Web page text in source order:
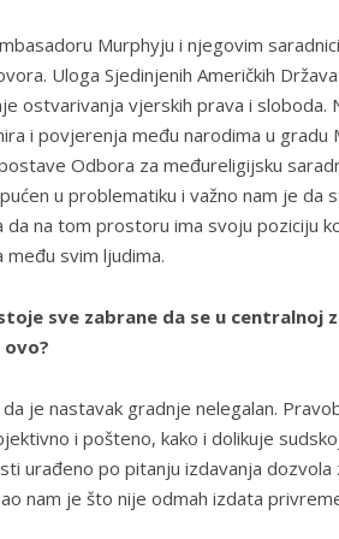
Murphyju i njegovim
Uloga Sjedinjenih Američkih
ostvarivanja vjerskih prava i sloboda.
i povjerenja među narodima u gradu
Odbora za međureligijsku
u problematiku i važno nam je da
na tom prostoru ima svoju poziciju
svim ljudima.
sve zabrane da se u
je nastavak gradnje nelegalan.
i pošteno, kako i dolikuje
urađeno po pitanju izdavanja
nam je što nije odmah izdata